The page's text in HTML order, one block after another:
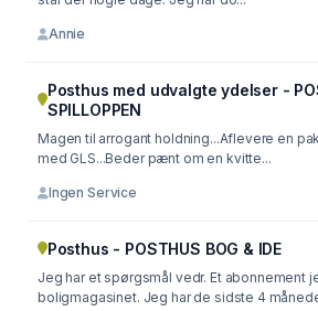
Annie
Posthus med udvalgte ydelser -
SPILLOPPEN
Magen til arrogant holdning...Aflevere en
med GLS...Beder pænt om en kvitte...
Ingen Service
Posthus - POSTHUS BOG & IDE
Jeg har et spørgsmål vedr. Et abonnement
boligmagasinet. Jeg har de sidste 4